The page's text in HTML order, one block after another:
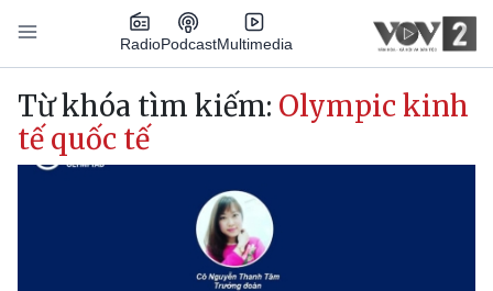
Nhảy đến nội dung
RadioPodcastMultimedia
Main navigation
Từ khóa tìm kiếm: Olympic kinh
tế quốc tế